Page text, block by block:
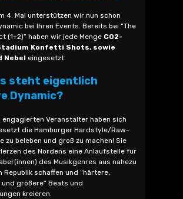
4. Mal unterstützen wir nun schon
bei Ihren Events. Bereits bei “The
(1+2)” haben wir jede Menge CO2-
Konfetti Shots, sowie
Nebel eingesetzt.
steht eigentlich
Dynamic?
engagierten Veranstalter haben sich
die Hamburger Hardstyle/Raw-
zu beleben und groß zu machen! Sie
des Nordens eine Anlaufstelle für
des Musikgenres aus nahezu
Republik schaffen und “härtere,
größere” Beats und
kreieren.